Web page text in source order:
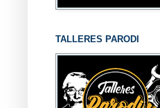
TALLERES PARODI